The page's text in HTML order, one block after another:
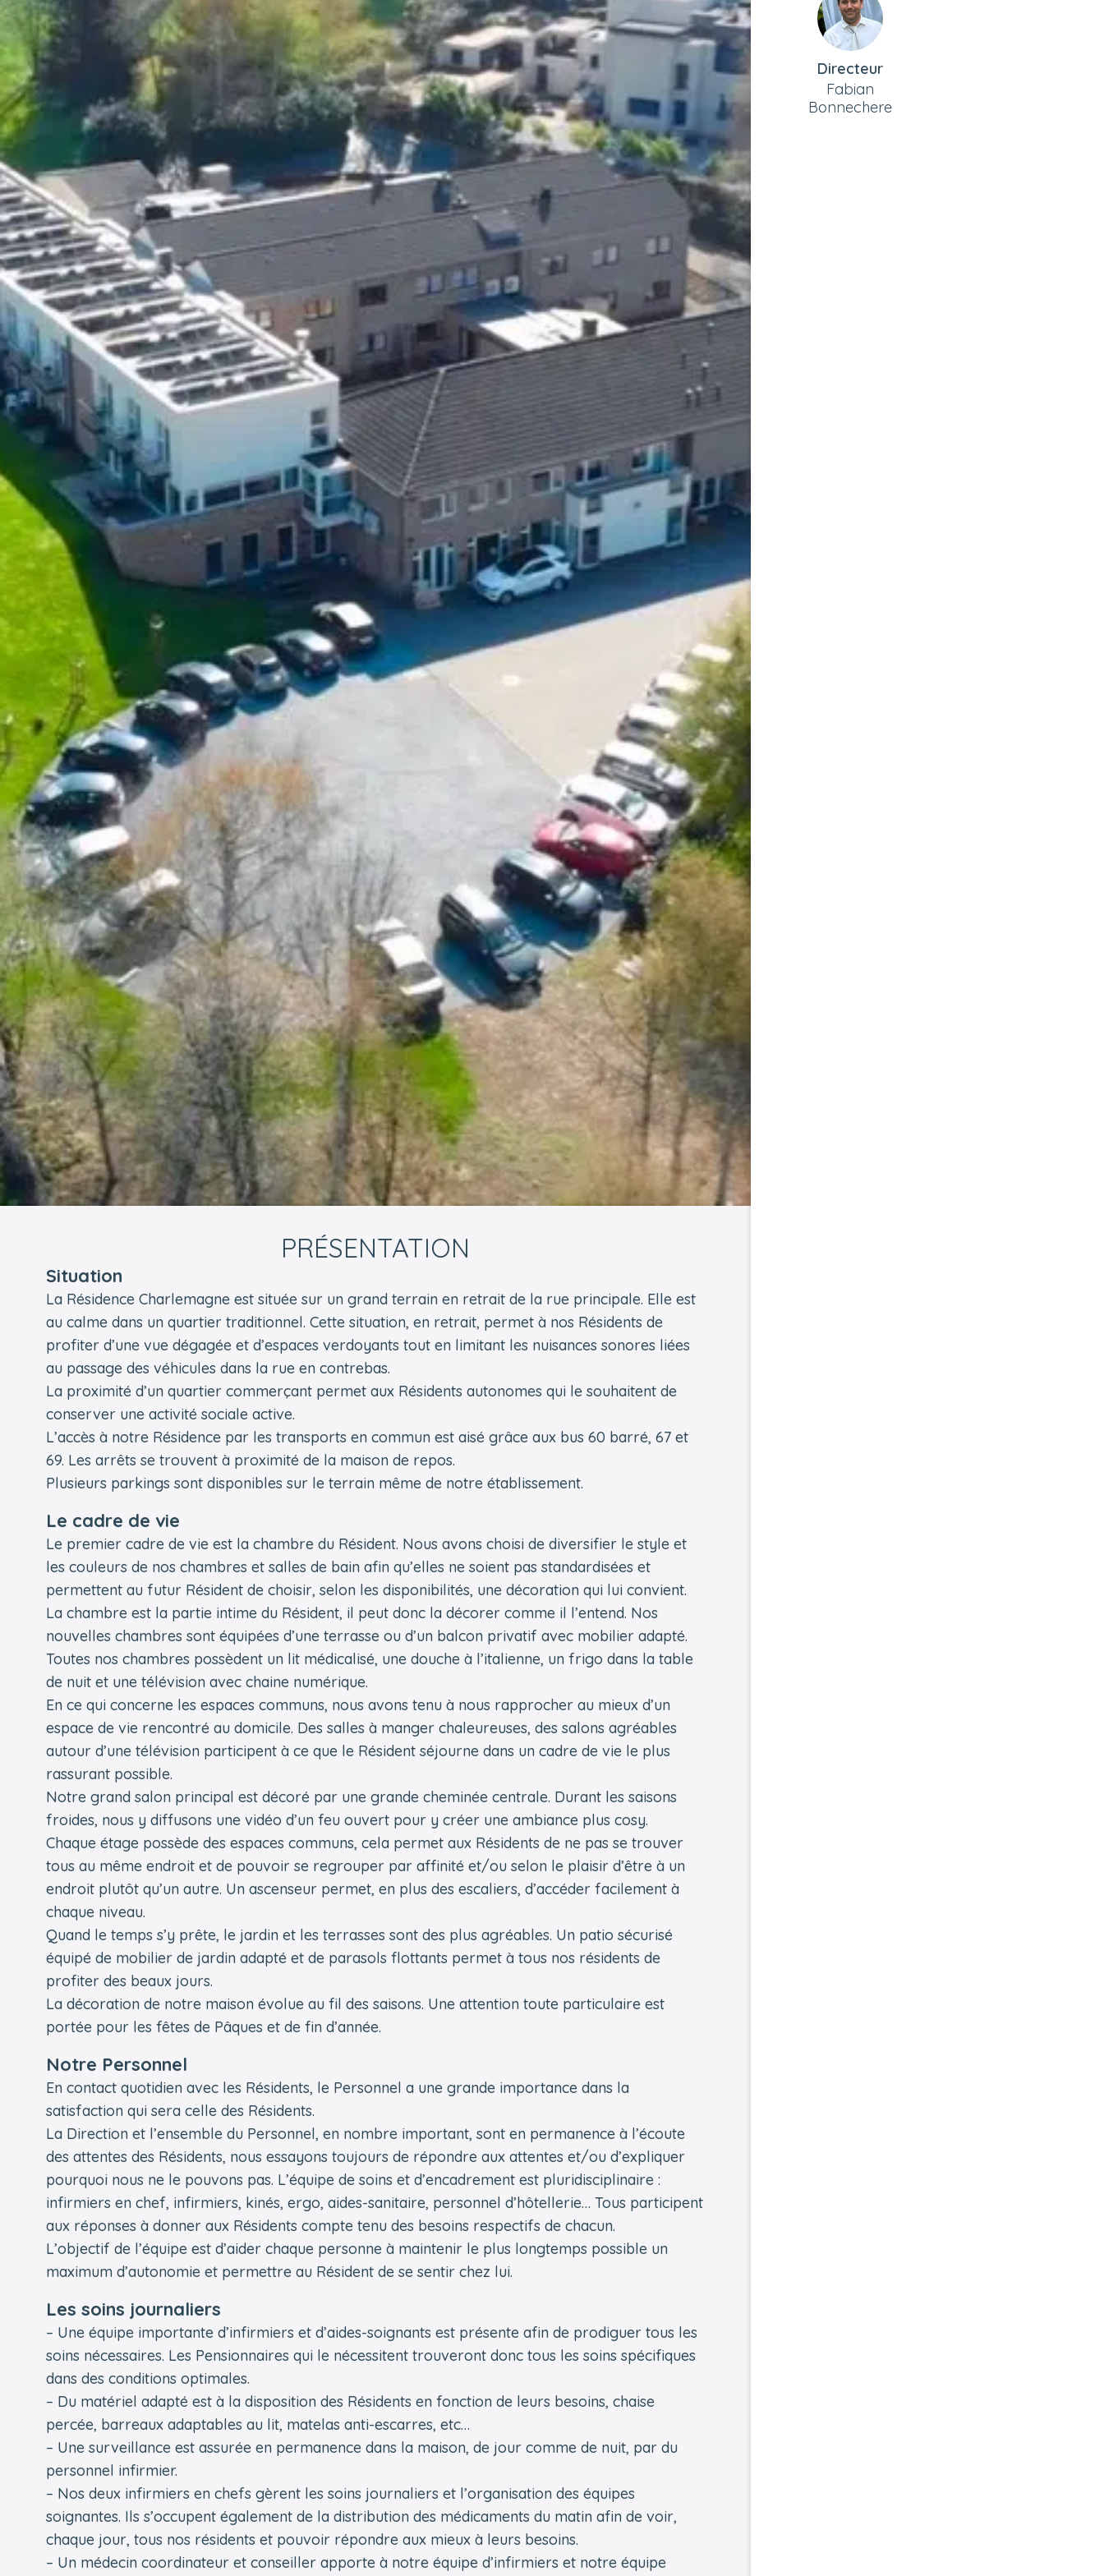
PRÉSENTATION
Situation
La Résidence Charlemagne est située sur un grand terrain en retrait de la rue principale. Elle est
au calme dans un quartier traditionnel. Cette situation, en retrait, permet à nos Résidents de
profiter d’une vue dégagée et d’espaces verdoyants tout en limitant les nuisances sonores liées
au passage des véhicules dans la rue en contrebas.
La proximité d’un quartier commerçant permet aux Résidents autonomes qui le souhaitent de
conserver une activité sociale active.
L’accès à notre Résidence par les transports en commun est aisé grâce aux bus 60 barré, 67 et
69. Les arrêts se trouvent à proximité de la maison de repos.
Plusieurs parkings sont disponibles sur le terrain même de notre établissement.
Le cadre de vie
Le premier cadre de vie est la chambre du Résident. Nous avons choisi de diversifier le style et
les couleurs de nos chambres et salles de bain afin qu’elles ne soient pas standardisées et
permettent au futur Résident de choisir, selon les disponibilités, une décoration qui lui convient.
La chambre est la partie intime du Résident, il peut donc la décorer comme il l’entend. Nos
nouvelles chambres sont équipées d’une terrasse ou d’un balcon privatif avec mobilier adapté.
Toutes nos chambres possèdent un lit médicalisé, une douche à l’italienne, un frigo dans la table
de nuit et une télévision avec chaine numérique.
En ce qui concerne les espaces communs, nous avons tenu à nous rapprocher au mieux d’un
espace de vie rencontré au domicile. Des salles à manger chaleureuses, des salons agréables
autour d’une télévision participent à ce que le Résident séjourne dans un cadre de vie le plus
rassurant possible.
Notre grand salon principal est décoré par une grande cheminée centrale. Durant les saisons
froides, nous y diffusons une vidéo d’un feu ouvert pour y créer une ambiance plus cosy.
Chaque étage possède des espaces communs, cela permet aux Résidents de ne pas se trouver
tous au même endroit et de pouvoir se regrouper par affinité et/ou selon le plaisir d’être à un
endroit plutôt qu’un autre. Un ascenseur permet, en plus des escaliers, d’accéder facilement à
chaque niveau.
Quand le temps s’y prête, le jardin et les terrasses sont des plus agréables. Un patio sécurisé
équipé de mobilier de jardin adapté et de parasols flottants permet à tous nos résidents de
profiter des beaux jours.
La décoration de notre maison évolue au fil des saisons. Une attention toute particulaire est
portée pour les fêtes de Pâques et de fin d’année.
Notre Personnel
En contact quotidien avec les Résidents, le Personnel a une grande importance dans la
satisfaction qui sera celle des Résidents.
La Direction et l’ensemble du Personnel, en nombre important, sont en permanence à l’écoute
des attentes des Résidents, nous essayons toujours de répondre aux attentes et/ou d’expliquer
pourquoi nous ne le pouvons pas. L’équipe de soins et d’encadrement est pluridisciplinaire :
infirmiers en chef, infirmiers, kinés, ergo, aides-sanitaire, personnel d’hôtellerie… Tous participent
aux réponses à donner aux Résidents compte tenu des besoins respectifs de chacun.
L’objectif de l’équipe est d’aider chaque personne à maintenir le plus longtemps possible un
maximum d’autonomie et permettre au Résident de se sentir chez lui.
Les soins journaliers
– Une équipe importante d’infirmiers et d’aides-soignants est présente afin de prodiguer tous les
soins nécessaires. Les Pensionnaires qui le nécessitent trouveront donc tous les soins spécifiques
dans des conditions optimales.
– Du matériel adapté est à la disposition des Résidents en fonction de leurs besoins, chaise
percée, barreaux adaptables au lit, matelas anti-escarres, etc…
– Une surveillance est assurée en permanence dans la maison, de jour comme de nuit, par du
personnel infirmier.
– Nos deux infirmiers en chefs gèrent les soins journaliers et l’organisation des équipes
soignantes. Ils s’occupent également de la distribution des médicaments du matin afin de voir,
chaque jour, tous nos résidents et pouvoir répondre aux mieux à leurs besoins.
– Un médecin coordinateur et conseiller apporte à notre équipe d’infirmiers et notre équipe
Directeur
Fabian
Bonnechere